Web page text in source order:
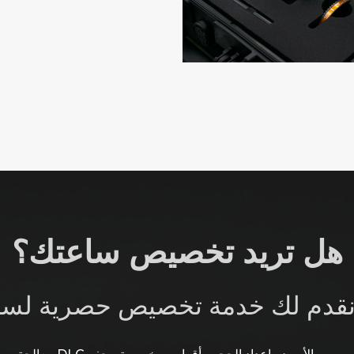
هل تريد تخصيص ساعتك؟
لك خدمة تخصيص حصرية